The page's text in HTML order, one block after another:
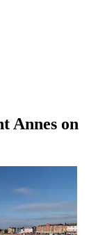
Annes on